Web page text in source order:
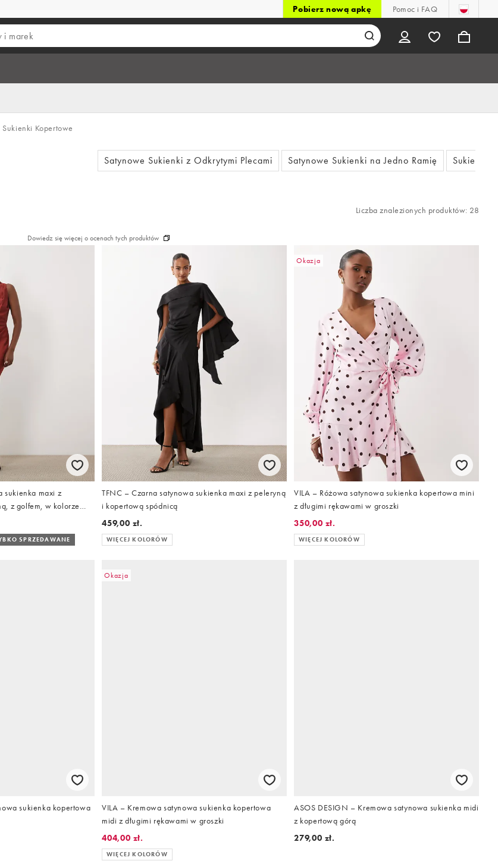
Pobierz nową apkę Pomoc i FAQ
Sukienki Kopertowe
Satynowe Sukienki z Odkrytymi Plecami Satynowe Sukienki na Jedno Ramię Sukienki
Liczba znalezionych produktów: 28
Dowiedz się więcej o ocenach tych produktów
sukienka maxi z
z golfem, w kolorze
SPRZEDAWANE
TFNC – Czarna satynowa sukienka maxi z peleryną
i kopertową spódnicą
459,00 zł.
WIĘCEJ KOLORÓW
Okazja
VILA – Różowa satynowa sukienka kopertowa mini
z długimi rękawami w groszki
350,00 zł.
WIĘCEJ KOLORÓW
sukienka kopertowa
Okazja
VILA – Kremowa satynowa sukienka kopertowa
midi z długimi rękawami w groszki
404,00 zł.
WIĘCEJ KOLORÓW
ASOS DESIGN – Kremowa satynowa sukienka midi
z kopertową górą
279,00 zł.